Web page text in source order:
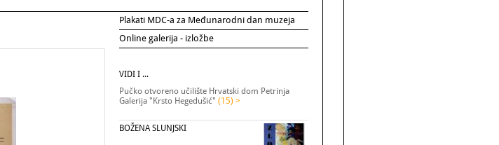
Plakati MDC-a za Međunarodni dan muzeja
Online galerija - izložbe
VIDI I ...
Pučko otvoreno učilište Hrvatski dom Petrinja
Galerija "Krsto Hegedušić" (15) >
BOŽENA SLUNJSKI